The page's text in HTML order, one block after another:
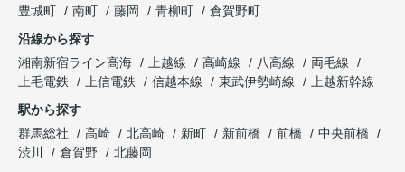
豊城町
南町 藤岡 青柳町
倉賀野町
沿線から探す
湘南新宿ライン高海
上越線 高崎線 八高線
両毛線
上毛電鉄
上信電鉄 信越本線 東武伊勢崎線
上越新幹線
駅から探す
群馬総社
高崎 北高崎 新町 新前橋 前橋
中央前橋
渋川
倉賀野 北藤岡